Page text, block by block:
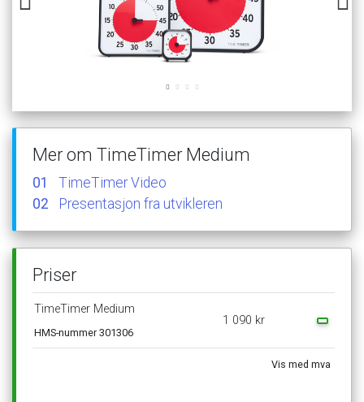
Mer om TimeTimer Medium
TimeTimer Video
Presentasjon fra utvikleren
Priser
TimeTimer Medium
HMS-nummer 301306
1 090 kr
Vis med mva